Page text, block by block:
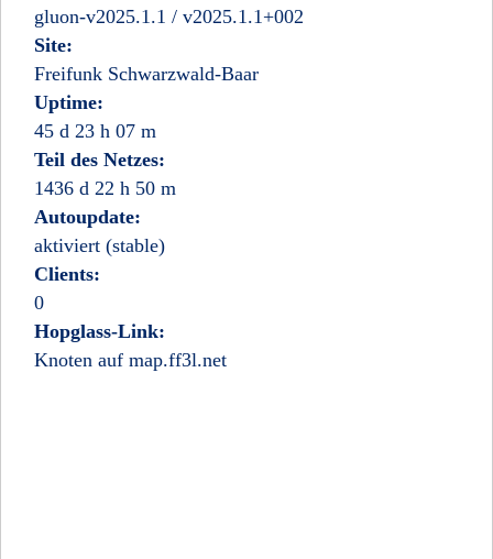
gluon-v2025.1.1 / v2025.1.1+002
Site:
Freifunk Schwarzwald-Baar
Uptime:
45 d 23 h 07 m
Teil des Netzes:
1436 d 22 h 50 m
Autoupdate:
aktiviert (stable)
Clients:
0
Hopglass-Link:
Knoten auf map.ff3l.net